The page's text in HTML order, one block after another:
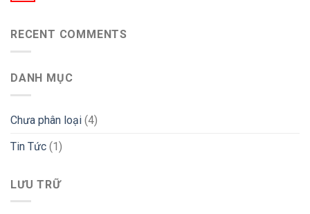
RECENT COMMENTS
DANH MỤC
Chưa phân loại (4)
Tin Tức (1)
LƯU TRỮ